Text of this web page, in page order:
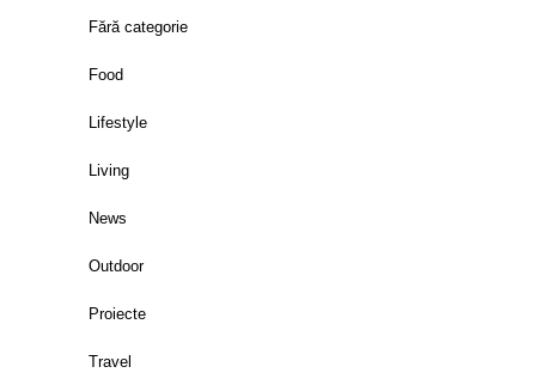
Fără categorie
Food
Lifestyle
Living
News
Outdoor
Proiecte
Travel